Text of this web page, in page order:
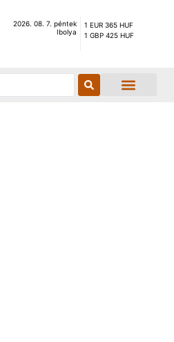
2026. 08. 7. péntek
Ibolya
1 EUR 365 HUF
1 GBP 425 HUF